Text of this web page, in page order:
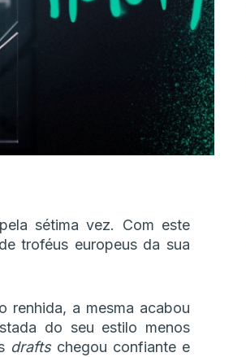
sétima vez. Com este
troféus europeus da sua
renhida, a mesma acabou
do seu estilo menos
draftschegou confiante e